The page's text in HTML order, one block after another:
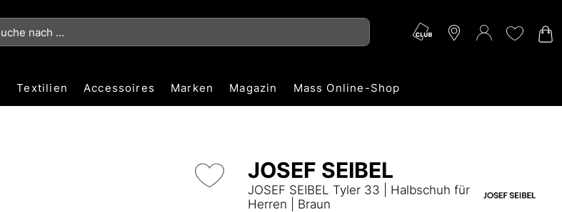
Textilien Accessoires Marken Magazin Mass Online-Shop
JOSEF SEIBEL
JOSEF SEIBEL Tyler 33 | Halbschuh für
Herren | Braun